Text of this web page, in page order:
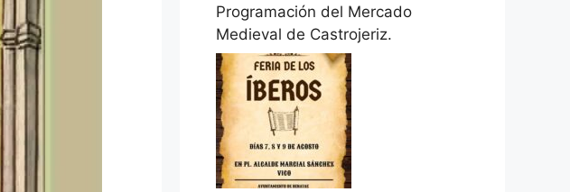
Programación del Mercado
Medieval de Castrojeriz.